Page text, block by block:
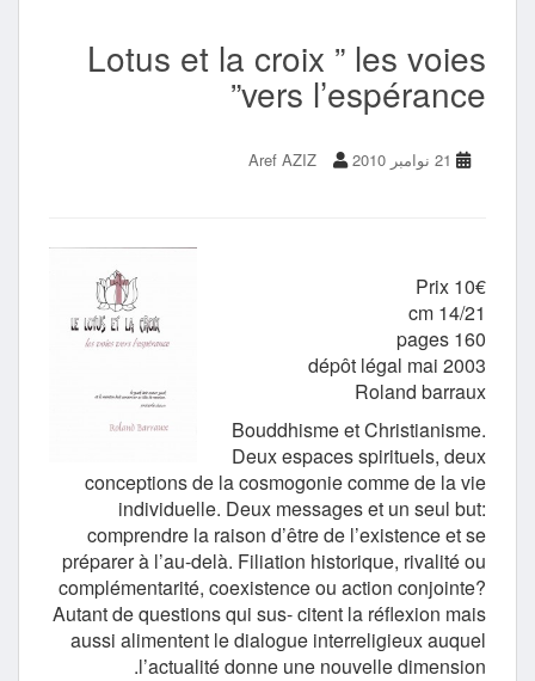
Lotus et la croix ” les voies
vers l’espérance”
21 نوامبر 2010 Aref AZIZ
Prix 10€
14/21 cm
160 pages
dépôt légal mai 2003
Roland barraux
Bouddhisme et Christianisme.
Deux espaces spirituels, deux
conceptions de la cosmogonie comme de la vie
individuelle. Deux messages et un seul but:
comprendre la raison d’être de l’existence et se
préparer à l’au-delà. Filiation historique, rivalité ou
complémentarité, coexistence ou action conjointe?
Autant de questions qui sus- citent la réflexion mais
aussi alimentent le dialogue interreligieux auquel
l’actualité donne une nouvelle dimension.